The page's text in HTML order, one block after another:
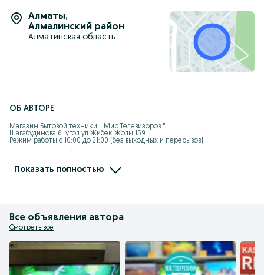
Алматы,
Алмалинский район
Алматинская область
ОБ АВТОРЕ
Магазин Бытовой техники " Мир Телевизоров "
Шагабудинова 6  угол ул Жибек Жолы 159
Режим работы с 10:00 до 21:00 (без выходных и перерывов)
Наш магазины находится в Алматы.Караганда.Нур-Султан.Актобе
Показать полностью
Все объявления автора
Смотреть все